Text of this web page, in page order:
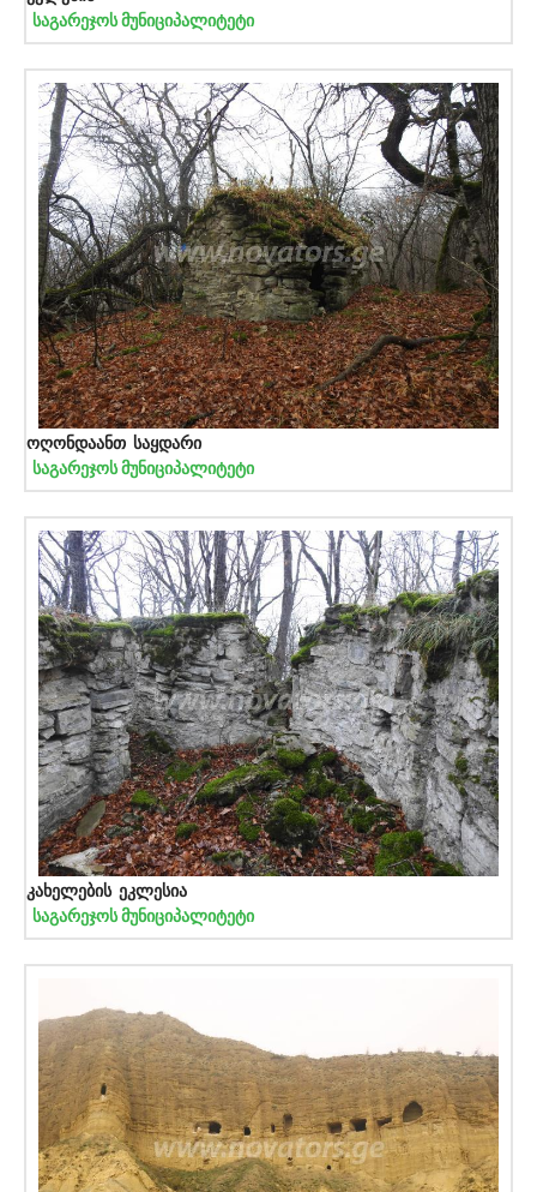
საგარეჯოს მუნიციპალიტეტი
ოღონდაანთ საყდარი
საგარეჯოს მუნიციპალიტეტი
კახელების ეკლესია
საგარეჯოს მუნიციპალიტეტი